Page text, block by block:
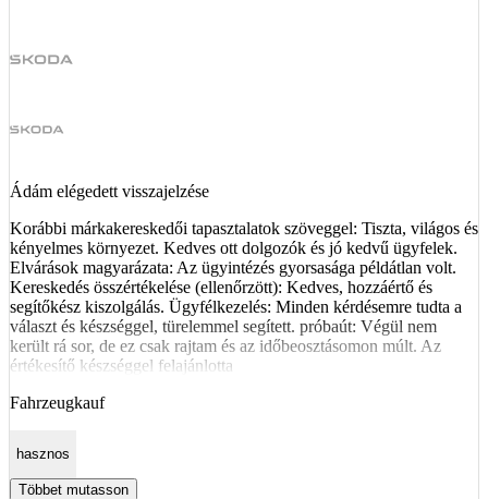
Ádám elégedett visszajelzése
Korábbi márkakereskedői tapasztalatok szöveggel: Tiszta, világos és
kényelmes környezet. Kedves ott dolgozók és jó kedvű ügyfelek.
Elvárások magyarázata: Az ügyintézés gyorsasága példátlan volt.
Kereskedés összértékelése (ellenőrzött): Kedves, hozzáértő és
segítőkész kiszolgálás. Ügyfélkezelés: Minden kérdésemre tudta a
választ és készséggel, türelemmel segített. próbaút: Végül nem
került rá sor, de ez csak rajtam és az időbeosztásomon múlt. Az
értékesítő készséggel felajánlotta
Fahrzeugkauf
hasznos
Többet mutasson